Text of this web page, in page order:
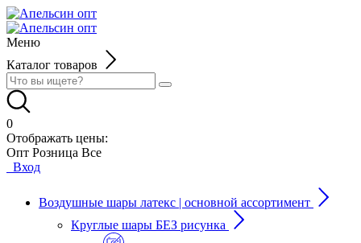
Меню
Каталог товаров
0
Отображать цены:
Опт Розница Все
Вход
Воздушные шары латекс | основной ассортимент
Круглые шары БЕЗ рисунка